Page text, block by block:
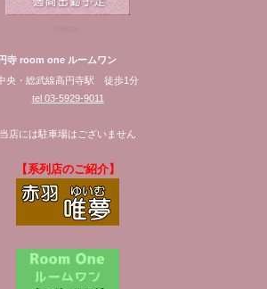
寺 room one ルームワン
央・総武線高円寺駅 徒歩1分
tel 03-5929-9011
当店には駐車場はございません
【系列店のご紹介】